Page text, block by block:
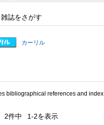
誌をさがす
カーリル
bibliographical references and index
2件中 1-2を表示